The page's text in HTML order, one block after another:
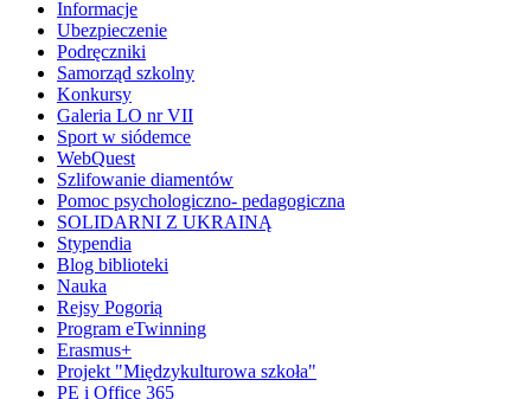
Informacje
Ubezpieczenie
Podręczniki
Samorząd szkolny
Konkursy
Galeria LO nr VII
Sport w siódemce
WebQuest
Szlifowanie diamentów
Pomoc psychologiczno- pedagogiczna
SOLIDARNI Z UKRAINĄ
Stypendia
Blog biblioteki
Nauka
Rejsy Pogorią
Program eTwinning
Erasmus+
Projekt "Międzykulturowa szkoła"
PE i Office 365